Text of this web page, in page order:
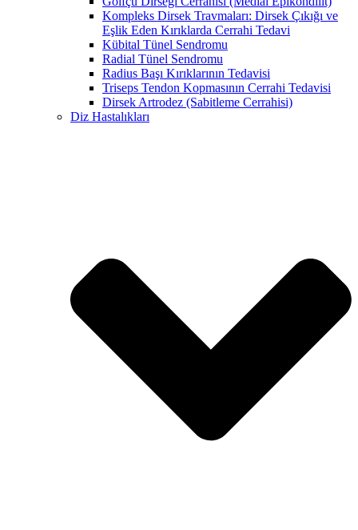
Kompleks Dirsek Travmaları: Dirsek Çıkığı ve
Eşlik Eden Kırıklarda Cerrahi Tedavi
Kübital Tünel Sendromu
Radial Tünel Sendromu
Radius Başı Kırıklarının Tedavisi
Triseps Tendon Kopmasının Cerrahi Tedavisi
Dirsek Artrodez (Sabitleme Cerrahisi)
Diz Hastalıkları